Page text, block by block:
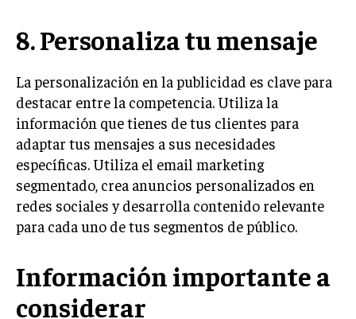
LOGÍSTICA EMPRESARIAL
CALIDAD Y MEJORA CONTINUA
TALENTOS
RECURSOS HUMANOS Y GESTIÓN DEL
TALENTO
COMPENSACIÓN Y BENEFICIOS
RECLUTAMIENTO Y SELECCIÓN
DESARROLLO DE PERSONAL
GESTIÓN DEL DESEMPEÑO
CULTURA Y CLIMA ORGANIZACIONAL
8. Personaliza tu mensaje
La personalización en la publicidad es clave para
destacar entre la competencia. Utiliza la
información que tienes de tus clientes para
adaptar tus mensajes a sus necesidades
específicas. Utiliza el email marketing
segmentado, crea anuncios personalizados en
redes sociales y desarrolla contenido relevante
para cada uno de tus segmentos de público.
Información importante a
considerar